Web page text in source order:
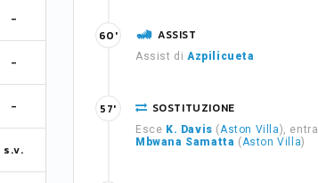
-
-
-
s.v.
ASSIST
Assist di Azpilicueta
60'
SOSTITUZIONE
Esce K. Davis (Aston Villa), entra
Mbwana Samatta (Aston Villa)
57'